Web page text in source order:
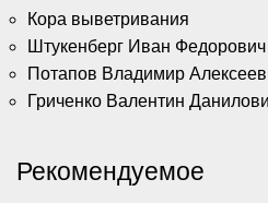
Кора выветривания
Штукенберг Иван Федорович
Потапов Владимир
Гриченко Валентин
Рекомендуемое